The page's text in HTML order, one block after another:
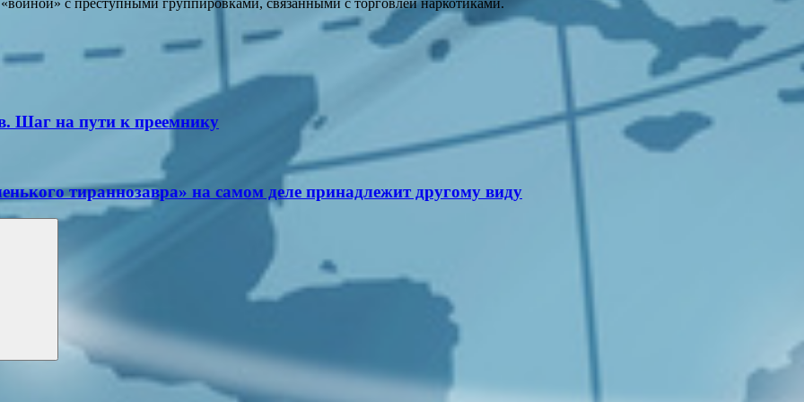
Шаг на пути к преемнику
тираннозавра» на самом деле принадлежит другому виду